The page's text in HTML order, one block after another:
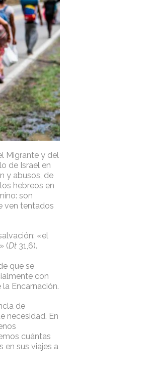
Migrante y del
de Israel en
y abusos, de
hebreos en
son
ven tentados
«el
(Dt31,6).
que se
con
Encarnación.
de
necesidad. En
cuántas
en sus viajes a